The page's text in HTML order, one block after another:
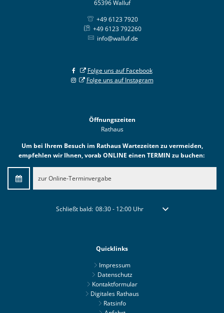
65396 Walluf
+49 6123 7920
+49 6123 792260
info@walluf.de
Folge uns auf Facebook
Folge uns auf Instagram
Öffnungszeiten
Rathaus
Um bei Ihrem Besuch im Rathaus Wartezeiten zu vermeiden,
empfehlen wir Ihnen, vorab ONLINE einen TERMIN zu buchen:
zur Online-Terminvergabe
Klicken, um weitere Öffnungs- oder Schließzeiten
Schließt bald: 08:30- 12:00Uhr Von 08:30 bis 12:00 Uhr
Quicklinks
Impressum
Datenschutz
Kontaktformular
Digitales Rathaus
Ratsinfo